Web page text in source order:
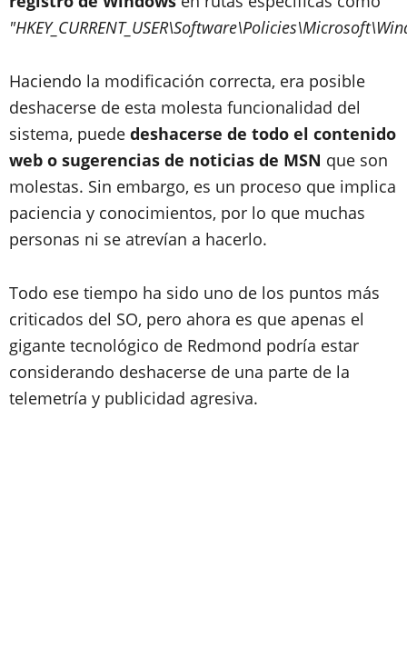
Haciendo la modificación correcta, era posible
deshacerse de esta molesta funcionalidad del
sistema, puede deshacerse de todo el contenido
web o sugerencias de noticias de MSN que son
molestas. Sin embargo, es un proceso que implica
paciencia y conocimientos, por lo que muchas
personas ni se atrevían a hacerlo.
Todo ese tiempo ha sido uno de los puntos más
criticados del SO, pero ahora es que apenas el
gigante tecnológico de Redmond podría estar
considerando deshacerse de una parte de la
telemetría y publicidad agresiva.